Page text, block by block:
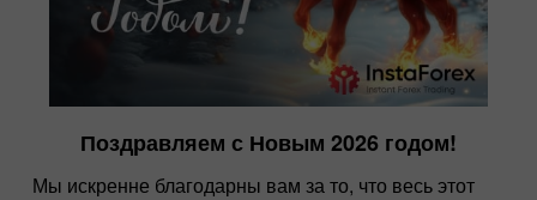
Поздравляем с Новым 2026 годом!
Мы искренне благодарны вам за то, что весь этот